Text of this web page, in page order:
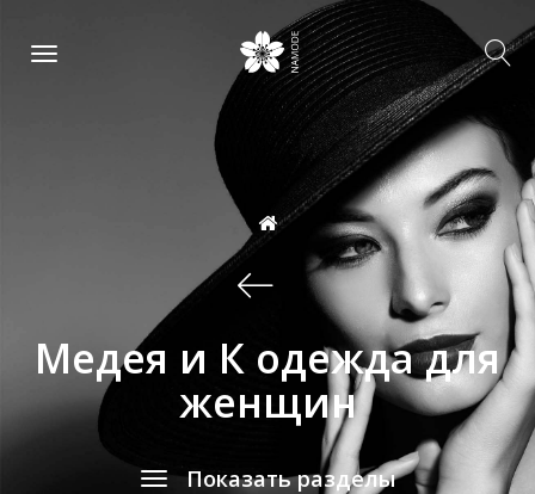
Медея и К одежда для
женщин
Показать разделы